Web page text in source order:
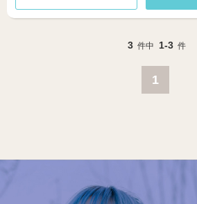
3 件中 1-3 件
1